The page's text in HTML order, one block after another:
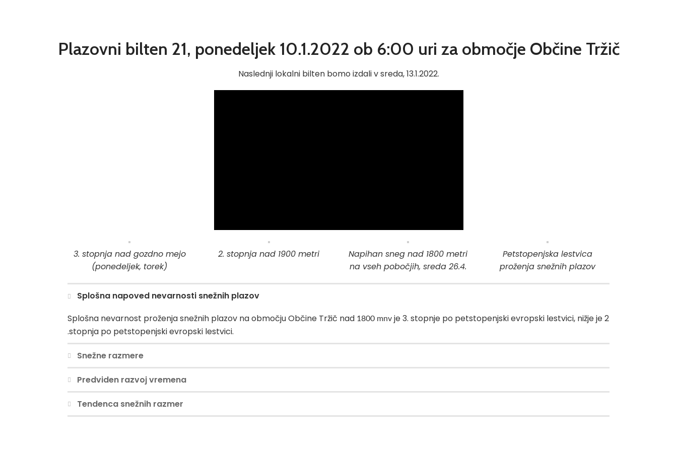
Plazovni bilten 21, ponedeljek 10.1.2022 ob 6:00 uri za območje Občine Tržič
Naslednji lokalni bilten bomo izdali v sreda, 13.1.2022.
3. stopnja nad gozdno mejo
(ponedeljek, torek)
2. stopnja nad 1900 metri
Napihan sneg nad 1800 metri
na vseh pobočjih, sreda 26.4.
Petstopenjska lestvica
proženja snežnih plazov
Splošna napoved nevarnosti snežnih plazov
Splošna nevarnost proženja snežnih plazov na območju Občine Tržič nad 1800 mnv je 3. stopnje po petstopenjski evropski lestvici, nižje je 2
.stopnja po petstopenjski evropski lestvici.
Snežne razmere
Predviden razvoj vremena
Tendenca snežnih razmer